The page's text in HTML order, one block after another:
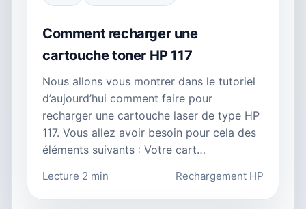
Comment recharger une
cartouche toner HP 117
Nous allons vous montrer dans le tutoriel
d’aujourd’hui comment faire pour
recharger une cartouche laser de type HP
117. Vous allez avoir besoin pour cela des
éléments suivants : Votre cart…
Lecture 2 min Rechargement HP